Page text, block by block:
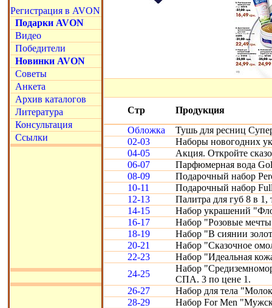
Регистрация в AVON
Подарки AVON
Видео
Победители
Новинки AVON
Советы
Анкета
Архив каталогов
Литература
Консультация
Ссылки
Стр
Продукция
Обложка
Тушь для ресниц
02-03
Наборы новогодних
04-05
Акция. Откройте
06-07
Парфюмерная вода
08-09
Подарочный набор
10-11
Подарочный набор
12-13
Палитра для губ 8 в 1,
14-15
Набор украшений
16-17
Набор "Розовые
18-19
Набор "В сиянии
20-21
Набор "Сказочное
22-23
Набор "Идеальная
24-25
Набор
СПА. 3 по цене 1.
26-27
Набор для тела
28-29
Набор For Men